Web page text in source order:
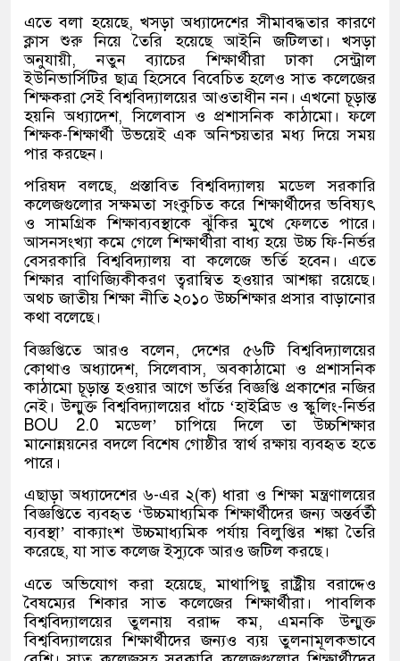
এতে বলা হয়েছে, খসড়া অধ্যাদেশের সীমাবদ্ধতার কারণে
ক্লাস শুরু নিয়ে তৈরি হয়েছে আইনি জটিলতা। খসড়া
অনুযায়ী, নতুন ব্যাচের শিক্ষার্থীরা ঢাকা সেন্ট্রাল
ইউনিভার্সিটির ছাত্র হিসেবে বিবেচিত হলেও সাত কলেজের
শিক্ষকরা সেই বিশ্ববিদ্যালয়ের আওতাধীন নন। এখনো চূড়ান্ত
হয়নি অধ্যাদেশ, সিলেবাস ও প্রশাসনিক কাঠামো। ফলে
শিক্ষক-শিক্ষার্থী উভয়েই এক অনিশ্চয়তার মধ্য দিয়ে সময়
পার করছেন।
পরিষদ বলছে, প্রস্তাবিত বিশ্ববিদ্যালয় মডেল সরকারি
কলেজগুলোর সক্ষমতা সংকুচিত করে শিক্ষার্থীদের ভবিষ্যৎ
ও সামগ্রিক শিক্ষাব্যবস্থাকে ঝুঁকির মুখে ফেলতে পারে।
আসনসংখ্যা কমে গেলে শিক্ষার্থীরা বাধ্য হয়ে উচ্চ ফি-নির্ভর
বেসরকারি বিশ্ববিদ্যালয় বা কলেজে ভর্তি হবেন। এতে
শিক্ষার বাণিজ্যিকীকরণ ত্বরান্বিত হওয়ার আশঙ্কা রয়েছে।
অথচ জাতীয় শিক্ষা নীতি ২০১০ উচ্চশিক্ষার প্রসার বাড়ানোর
কথা বলেছে।
বিজ্ঞপ্তিতে আরও বলেন, দেশের ৫৬টি বিশ্ববিদ্যালয়ের
কোথাও অধ্যাদেশ, সিলেবাস, অবকাঠামো ও প্রশাসনিক
কাঠামো চূড়ান্ত হওয়ার আগে ভর্তির বিজ্ঞপ্তি প্রকাশের নজির
নেই। উন্মুক্ত বিশ্ববিদ্যালয়ের ধাঁচে ‘হাইব্রিড ও স্কুলিং-নির্ভর
BOU 2.0 মডেল’ চাপিয়ে দিলে তা উচ্চশিক্ষার
মানোন্নয়নের বদলে বিশেষ গোষ্ঠীর স্বার্থ রক্ষায় ব্যবহৃত হতে
পারে।
এছাড়া অধ্যাদেশের ৬-এর ২(ক) ধারা ও শিক্ষা মন্ত্রণালয়ের
বিজ্ঞপ্তিতে ব্যবহৃত ‘উচ্চমাধ্যমিক শিক্ষার্থীদের জন্য অন্তর্বর্তী
ব্যবস্থা’ বাক্যাংশ উচ্চমাধ্যমিক পর্যায় বিলুপ্তির শঙ্কা তৈরি
করেছে, যা সাত কলেজ ইস্যুকে আরও জটিল করছে।
এতে অভিযোগ করা হয়েছে, মাথাপিছু রাষ্ট্রীয় বরাদ্দেও
বৈষম্যের শিকার সাত কলেজের শিক্ষার্থীরা। পাবলিক
বিশ্ববিদ্যালয়ের তুলনায় বরাদ্দ কম, এমনকি উন্মুক্ত
বিশ্ববিদ্যালয়ের শিক্ষার্থীদের জন্যও ব্যয় তুলনামূলকভাবে